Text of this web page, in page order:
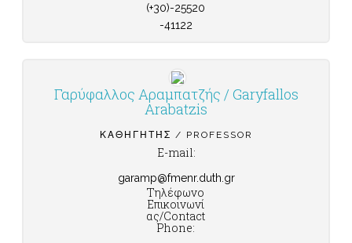
(+30)-25520
-41122
Γαρύφαλλος Αραμπατζής / Garyfallos
Arabatzis
ΚΑΘΗΓΗΤΉΣ / PROFESSOR
E-mail:
garamp@fmenr.duth.gr
Τηλέφωνο
Επικοινωνί
ας/Contact
Phone: